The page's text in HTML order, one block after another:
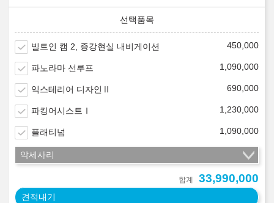
빌트인 캠 2, 증강현실 내비게이션 450,000
파노라마 선루프 1,090,000
익스테리어 디자인Ⅱ 690,000
파킹어시스트Ⅰ 1,230,000
플래티넘 1,090,000
악세사리
합계 33,990,000
견적내기